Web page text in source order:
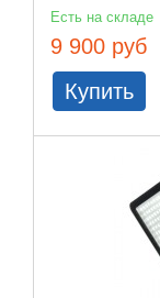
Есть на складе
9 900 руб
Купить